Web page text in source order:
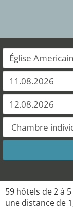
59 hôtels de2à 5
une distance de